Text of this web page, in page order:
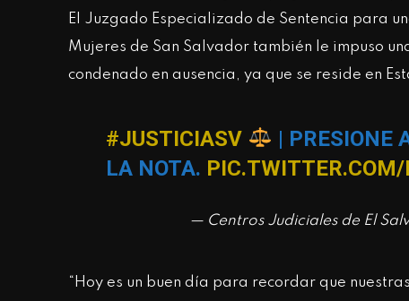
El Juzgado Especializado de Sentencia para
Mujeres de San Salvador también le impuso
condenado en ausencia, ya que se reside en
#JUSTICIASV
| PRESIONE
LA NOTA.
— Centros Judiciales de El
“Hoy es un buen día para recordar que